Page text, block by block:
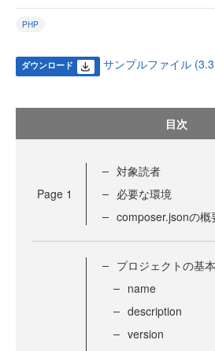
PHP
ダウンロード サンプルファイル
目次
Page 1
対象読者
必要な環境
composer.jsonの概
プロジェクトの基
name
description
version